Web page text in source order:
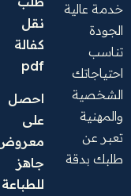
خدمة عالية
الجودة
تناسب
احتياجاتك
الشخصية
والمهنية
تعبر عن
طلبك بدقة
pdf